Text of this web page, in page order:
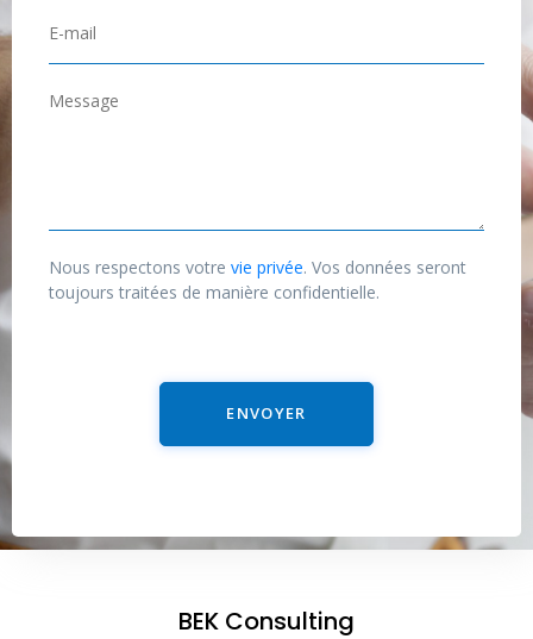
m
*
E
-
m
*
M
a
g
e
Nous respectons votre vie privée. Vos données seront
toujours traitées de manière confidentielle.
ENVOYER
BEK Consulting